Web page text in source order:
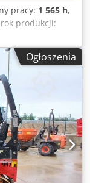
pracy: 1 565 h,
rok produkcji:
silnik: Kubota
2, rozrzutnik
stronie,
gotowy do
ofertę
służy pomocą.
stronie
błędów i
Aqleck
W celu
o kontakt z
Ogłoszenia